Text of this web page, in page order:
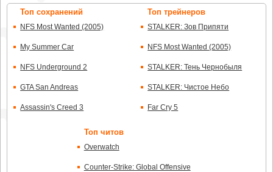
Топ сохранений
NFS Most Wanted (2005)
My Summer Car
NFS Underground 2
GTA San Andreas
Assassin's Creed 3
Топ трейнеров
STALKER: Зов Припяти
NFS Most Wanted (2005)
STALKER: Тень Чернобыля
STALKER: Чистое Небо
Far Cry 5
Топ читов
Overwatch
Counter-Strike: Global Offensive